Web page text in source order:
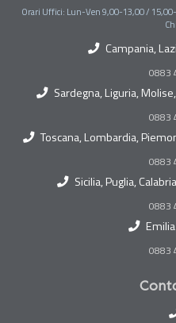
Orari Uffici: Lun-Ven 9,00-13,00 /
Campania,
0883
Sardegna, Liguria,
0883
Toscana, Lombardia,
0883
Sicilia, Puglia,
0883
0883